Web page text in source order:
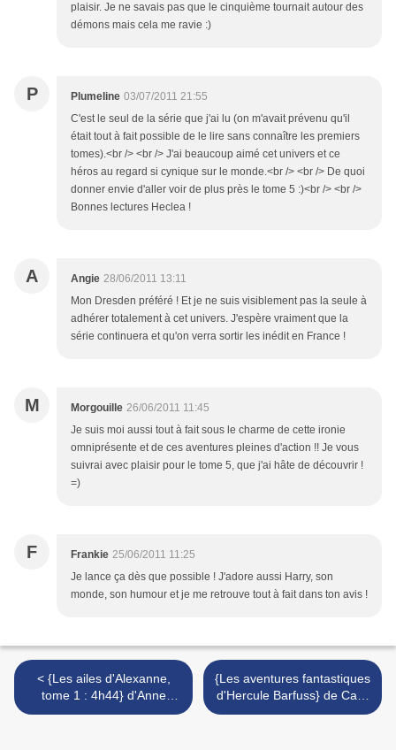
plaisir. Je ne savais pas que le cinquième tournait autour des
démons mais cela me ravie :)
P Plumeline 03/07/2011 21:55
C'est le seul de la série que j'ai lu (on m'avait prévenu qu'il
était tout à fait possible de le lire sans connaître les premiers
tomes).<br /> <br /> J'ai beaucoup aimé cet univers et ce
héros au regard si cynique sur le monde.<br /> <br /> De quoi
donner envie d'aller voir de plus près le tome 5 :)<br /> <br />
Bonnes lectures Heclea !
A Angie 28/06/2011 13:11
Mon Dresden préféré ! Et je ne suis visiblement pas la seule à
adhérer totalement à cet univers. J'espère vraiment que la
série continuera et qu'on verra sortir les inédit en France !
M Morgouille 26/06/2011 11:45
Je suis moi aussi tout à fait sous le charme de cette ironie
omniprésente et de ces aventures pleines d'action !! Je vous
suivrai avec plaisir pour le tome 5, que j'ai hâte de découvrir !
=)
F Frankie 25/06/2011 11:25
Je lance ça dès que possible ! J'adore aussi Harry, son
monde, son humour et je me retrouve tout à fait dans ton avis !
< {Les ailes d'Alexanne,
tome 1 : 4h44} d'Anne
Robillard
{Les aventures fantastiques
d'Hercule Barfuss} de Carl-
Johan Vallgren >